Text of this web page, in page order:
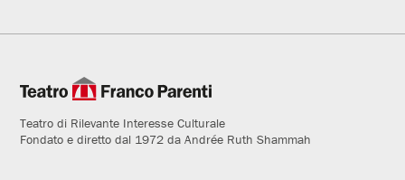
Teatro di Rilevante Interesse Culturale
Fondato e diretto dal 1972 da Andrée Ruth Shammah